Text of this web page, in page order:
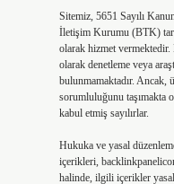
Sitemiz, 5651 Sayılı
İletişim Kurumu (BTK)
olarak hizmet
olarak denetleme veya
bulunmamaktadır. Ancak,
sorumluluğunu taşımakta
kabul etmiş sayılırlar.
Hukuka ve yasal
içerikleri,
halinde, ilgili içerikler